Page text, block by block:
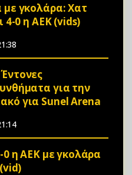
γκολάρα: Χατ
4-0 η ΑΕΚ (vids)
για την
για Sunel Arena
0 η ΑΕΚ με γκολάρα